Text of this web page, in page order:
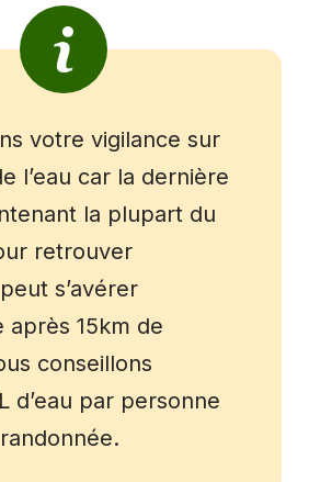
votre vigilance sur
l’eau car la dernière
la plupart du
retrouver
s’avérer
après 15km de
conseillons
d’eau par personne